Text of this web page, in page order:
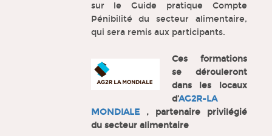
sur le Guide pratique Compte
Pénibilité du secteur alimentaire,
qui sera remis aux participants.
Ces formations
se dérouleront
dans les locaux
d’AG2R-LA
MONDIALE, partenaire privilégié
du secteur alimentaire